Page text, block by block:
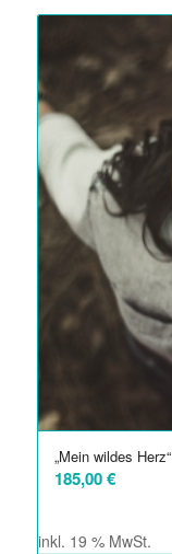
„Mein wildes Herz“
185,00€
inkl. 19 % MwSt.